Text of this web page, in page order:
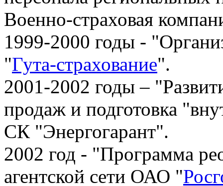
Военно-страховая
1999-2000 годы -
"Гута-страхование".
2001-2002 годы –
продаж и подготовка
СК "Энеpгогарант".
2002 год - "Программа
агентской сети ОАО "